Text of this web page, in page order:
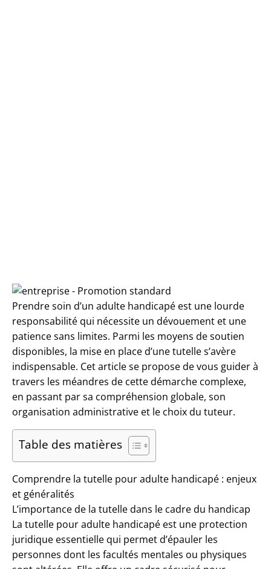
Prendre soin d’un adulte handicapé est une lourde
responsabilité qui nécessite un dévouement et une
patience sans limites. Parmi les moyens de soutien
disponibles, la mise en place d’une tutelle s’avère
indispensable. Cet article se propose de vous guider à
travers les méandres de cette démarche complexe,
en passant par sa compréhension globale, son
organisation administrative et le choix du tuteur.
Table des matières
Comprendre la tutelle pour adulte handicapé : enjeux
et généralités
L’importance de la tutelle dans le cadre du handicap
La tutelle pour adulte handicapé est une protection
juridique essentielle qui permet d’épauler les
personnes dont les facultés mentales ou physiques